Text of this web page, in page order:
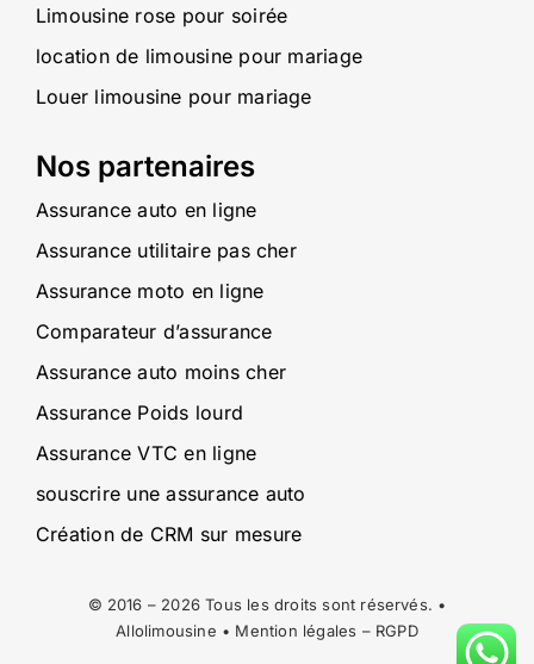
Limousine rose pour soirée
location de limousine pour mariage
Louer limousine pour mariage
Nos partenaires
Assurance auto en ligne
Assurance utilitaire pas cher
Assurance moto en ligne
Comparateur d’assurance
Assurance auto moins cher
Assurance Poids lourd
Assurance VTC en ligne
souscrire une assurance auto
Création de CRM sur mesure
© 2016 – 2026 Tous les droits sont réservés. •
Allolimousine • Mention légales – RGPD